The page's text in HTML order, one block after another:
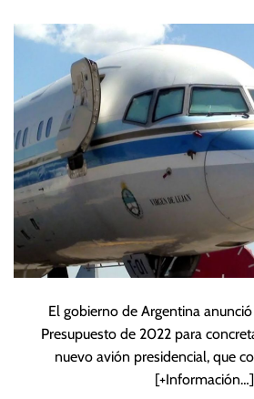
El gobierno de Argentina
Presupuesto de 2022 para
nuevo avión presidencial, que
[+Información…]